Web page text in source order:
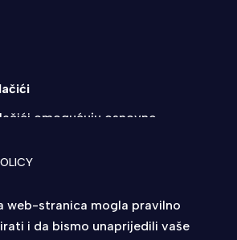
INTEGRITET
pridržana
web-stranica mogla pravilno
i da bismo unaprijedili vaše
omogućuju osnovne
može pravilno funkcionirati, a
pregledniku.